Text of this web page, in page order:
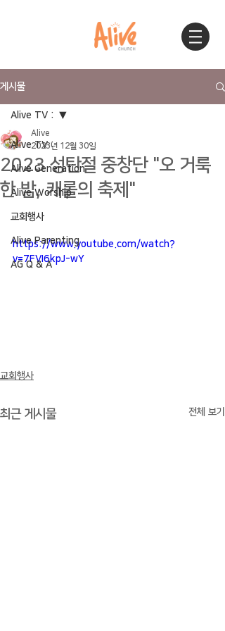
게시물
Alive TV :
Alive Generation
Alive Worship
교회행사
Alive Parenting
AG Q & A
Alive TV :
2023 성탄절 중창단 "오 거룩
한 밤, 캐롤의 축제"
Alive
2023년 12월 30일
https://www.youtube.com/watch?
v=7FVI6kpJ-wY
교회행사
최근 게시물 전체 보기